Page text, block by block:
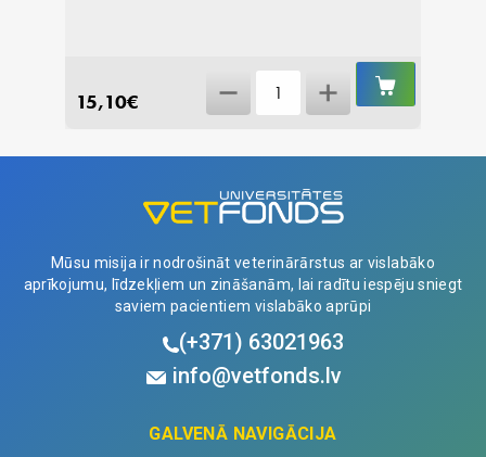
GROZĀ
15,10€
oral
quantity
Mūsu misija ir nodrošināt veterinārārstus ar vislabāko
aprīkojumu, līdzekļiem un zināšanām, lai radītu iespēju sniegt
saviem pacientiem vislabāko aprūpi
(+371) 63021963
info@vetfonds.lv
GALVENĀ NAVIGĀCIJA